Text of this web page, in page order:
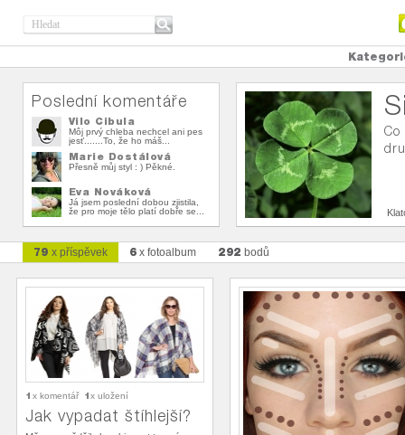
Poslední komentáře
Vilo Cibula
Môj prvý chleba nechcel ani pes
jesť.......To, že ho máš...
Marie Dostálová
Přesně můj styl : ) Pěkné.
Eva Nováková
Já jsem poslední dobou zjistila,
že pro moje tělo platí dobře se...
79 x příspěvek 6 x fotoalbum 292 bodů
1 x komentář 1x uložení
Jak vypadat štíhlejší?